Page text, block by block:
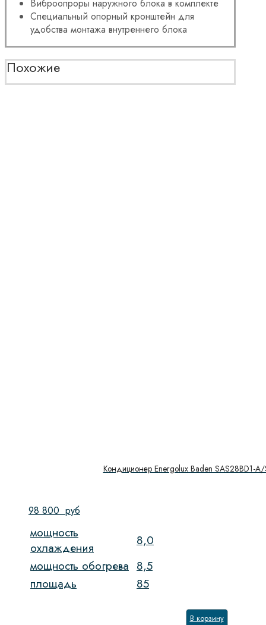
Виброопроры наружного блока в комплекте
Специальный опорный кронштейн для
удобства монтажа внутреннего блока
Похожие
Кондиционер Energolux Baden SAS28BD1-A/
98 800 руб
мощность
охлаждения
8,0
мощность обогрева 8,5
площадь
85
В корзину